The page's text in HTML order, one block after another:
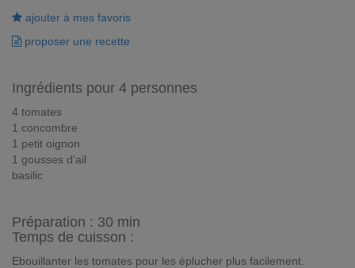
ajouter à mes favoris
proposer une recette
Ingrédients pour 4 personnes
4 tomates
1 concombre
1 petit oignon
1 gousses d'ail
basilic
Préparation : 30 min
Temps de cuisson :
Ebouillanter les tomates pour les éplucher plus facilement.